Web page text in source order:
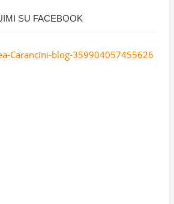
SU FACEBOOK
Carancini-blog-359904057455626